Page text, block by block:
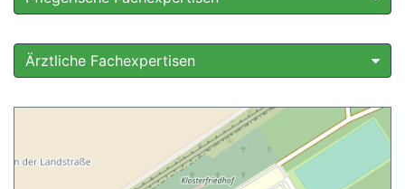
Ärztliche Fachexpertisen